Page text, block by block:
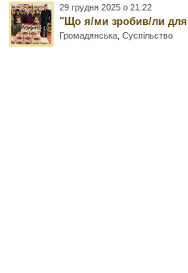
29 грудня 2025 о 21:22
"Що я/ми зробив/ли для
Громадянська ,Суспільство